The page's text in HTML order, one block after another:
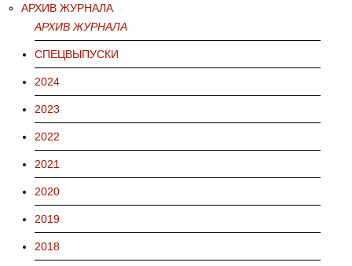
АРХИВ ЖУРНАЛА
АРХИВ ЖУРНАЛА
СПЕЦВЫПУСКИ
2024
2023
2022
2021
2020
2019
2018